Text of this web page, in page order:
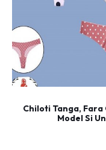
Chiloti Tanga, Fara
Model Si